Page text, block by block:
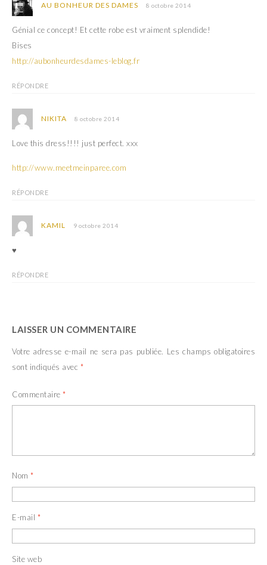
AU BONHEUR DES DAMES 8 octobre 2014
Génial ce concept! Et cette robe est vraiment splendide!
Bises
http://aubonheurdesdames-leblog.fr
RÉPONDRE
NIKITA 8 octobre 2014
Love this dress!!!! just perfect. xxx
http://www.meetmeinparee.com
RÉPONDRE
KAMIL 9 octobre 2014
♥
RÉPONDRE
LAISSER UN COMMENTAIRE
Votre adresse e-mail ne sera pas publiée. Les champs obligatoires
sont indiqués avec *
Commentaire *
Nom *
E-mail *
Site web